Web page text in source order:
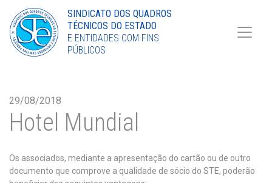
Torne-se Sócio
LinkedIn
SINDICATO DOS QUADROS
TÉCNICOS DO ESTADO
E ENTIDADES COM FINS
PÚBLICOS
29/08/2018
Hotel Mundial
Os associados, mediante a apresentação do cartão ou de outro
documento que comprove a qualidade de sócio do STE, poderão